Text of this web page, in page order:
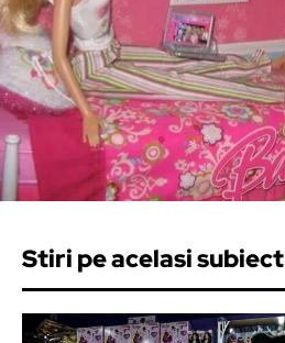
Stiri pe acelasi subiect